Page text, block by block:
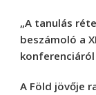
„A tanulás
beszámoló a
konferenciáról
A Föld jövője